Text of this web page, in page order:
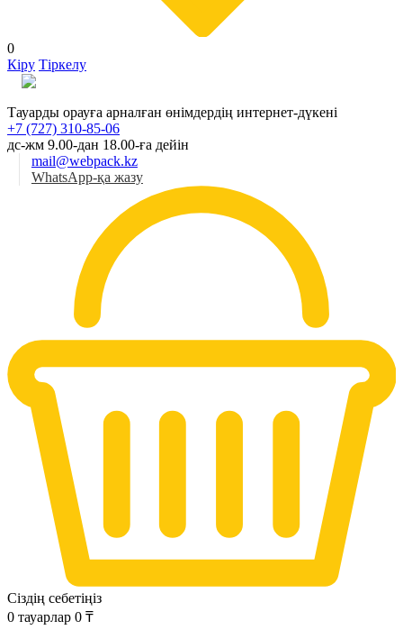
0
Кіру Тіркелу
Тауарды орауға арналған өнімдердің интернет-дүкені
+7 (727) 310-85-06
дс-жм 9.00-дан 18.00-ға дейін
mail@webpack.kz
WhatsApp-қа жазу
Сіздің себетіңіз
0 тауарлар 0 ₸